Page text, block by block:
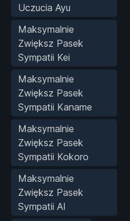
Uczucia Ayu
Maksymalnie
Zwiększ Pasek
Sympatii Kei
Maksymalnie
Zwiększ Pasek
Sympatii Kaname
Maksymalnie
Zwiększ Pasek
Sympatii Kokoro
Maksymalnie
Zwiększ Pasek
Sympatii AI